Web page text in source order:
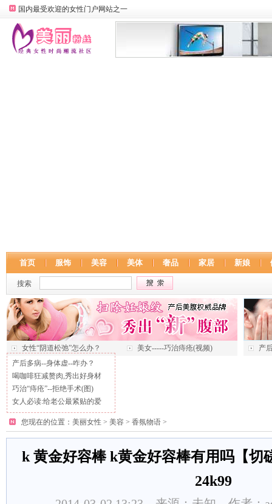
国内最受欢迎的女性门户网站之一
首页 服饰 美容 美体 奢品 家居 新娘
搜索
女性“阴道松弛”怎么办？ 美女-----巧治痔疮(视频)
产
产后多病--身体虚--咋办？
喝咖啡狂减赘肉,秀出好身材
巧治“痔疮”--拒绝手术(图)
女人必读:给老公最紧贴的爱
您现在的位置： 美丽女性 > 美容 > 香氛物语 >
k 黄金好容棒 k黄金好容棒有用吗【切
24k99